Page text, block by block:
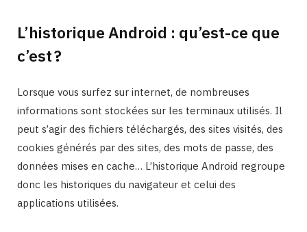
L’historique Android : qu’est-ce que
c’est ?
Lorsque vous surfez sur internet, de nombreuses
informations sont stockées sur les terminaux utilisés. Il
peut s’agir des fichiers téléchargés, des sites visités, des
cookies générés par des sites, des mots de passe, des
données mises en cache… L’historique Android regroupe
donc les historiques du navigateur et celui des
applications utilisées.